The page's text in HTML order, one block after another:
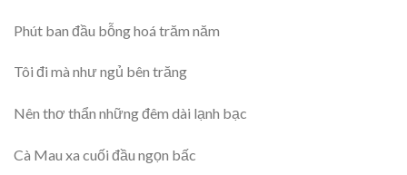
Phút ban đầu bỗng hoá trăm năm
Tôi đi mà như ngủ bên trăng
Nên thơ thẩn những đêm dài lạnh bạc
Cà Mau xa cuối đầu ngọn bấc